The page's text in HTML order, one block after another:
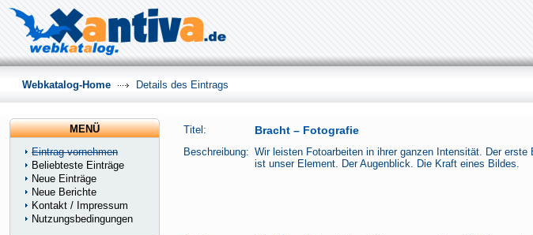
Titel: Bracht – Fotografie
Beschreibung: Wir leisten Fotoarbeiten in ihrer ganzen Intensität. Der
ist unser Element. Der Augenblick. Die Kraft eines Bildes.
Webkatalog-Home Details des Eintrags
MENÜ
Eintrag vornehmen
Beliebteste Einträge
Neue Einträge
Neue Berichte
Kontakt / Impressum
Nutzungsbedingungen